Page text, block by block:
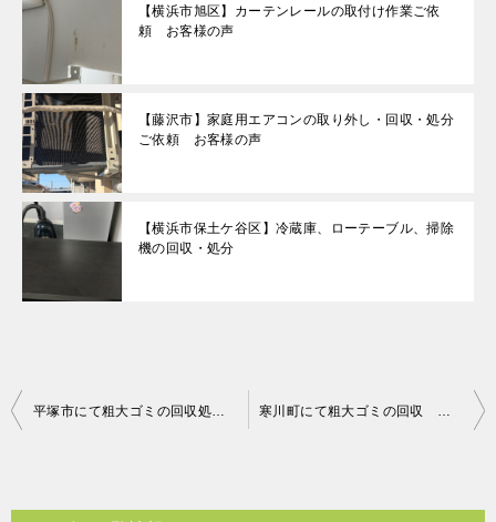
【横浜市旭区】カーテンレールの取付け作業ご依
頼 お客様の声
【藤沢市】家庭用エアコンの取り外し・回収・処分
ご依頼 お客様の声
【横浜市保土ケ谷区】冷蔵庫、ローテーブル、掃除
機の回収・処分
投
ビ
平塚市にて粗大ゴミの回収処分 お客様の声 寒川町にて粗大ゴミの回収 お客様の声